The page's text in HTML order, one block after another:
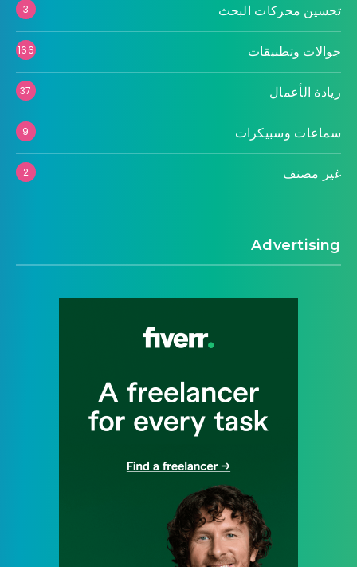
تحسين محركات البحث 3
جوالات وتطبيقات 166
ريادة الأعمال 37
سماعات وسبيكرات 9
غير مصنف 2
Advertising